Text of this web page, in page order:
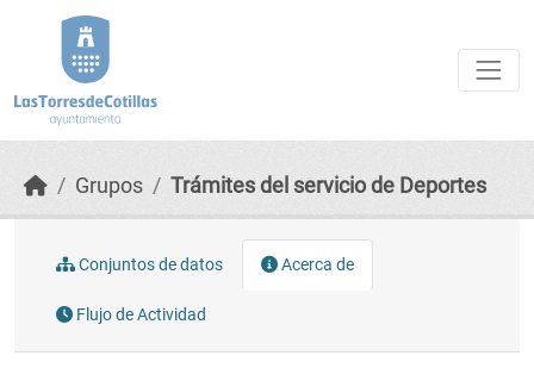
Grupos Trámites del servicio de Deportes
Conjuntos de datos Acerca de
Flujo de Actividad